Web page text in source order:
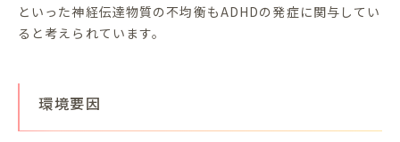
といった神経伝達物質の不均衡もADHDの発症に関与してい
ると考えられています。
環境要因